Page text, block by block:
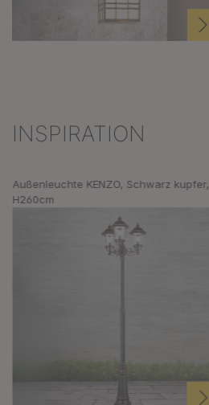
Produktgalerie überspringen
INSPIRATION
Außenleuchte KENZO, Schwarz kupfer,
H260cm